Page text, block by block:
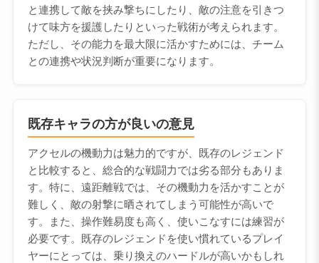
と連携して敵を挟み撃ちにしたり、敵の注意を引きつ
けて味方を援護したりといった戦術が考えられます。
ただし、その能力を最大限に活かすためには、チーム
との連携や状況判断が重要になります。
既存キャラの方が良いの意見
アクセルの機動力は魅力的ですが、既存のレジェンド
と比較すると、総合的な戦闘力では劣る部分もありま
す。特に、遠距離戦では、その機動力を活かすことが
難しく、敵の射撃に晒されてしまう可能性が高いで
す。また、操作難易度も高く、使いこなすには練習が
必要です。既存のレジェンドを使い慣れているプレイ
ヤーにとっては、乗り換えのハードルが高いかもしれ